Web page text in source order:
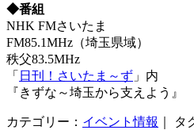
◆番組
NHK FMさいたま
FM85.1MHz（埼玉県域）
秩父83.5MHz
「 日刊！さいたま～ず 」内
『きずな～埼玉から支えよう』
カテゴリー： イベント情報 ｜ タ